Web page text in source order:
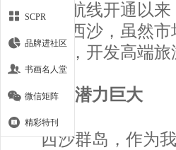
沙旅游航线开通以
客到访西沙，虽然
境制约，开发高端
市场潜力巨大
西沙群岛，作为
SCPR
品牌进社区
书画名人堂
微信矩阵
精彩特刊